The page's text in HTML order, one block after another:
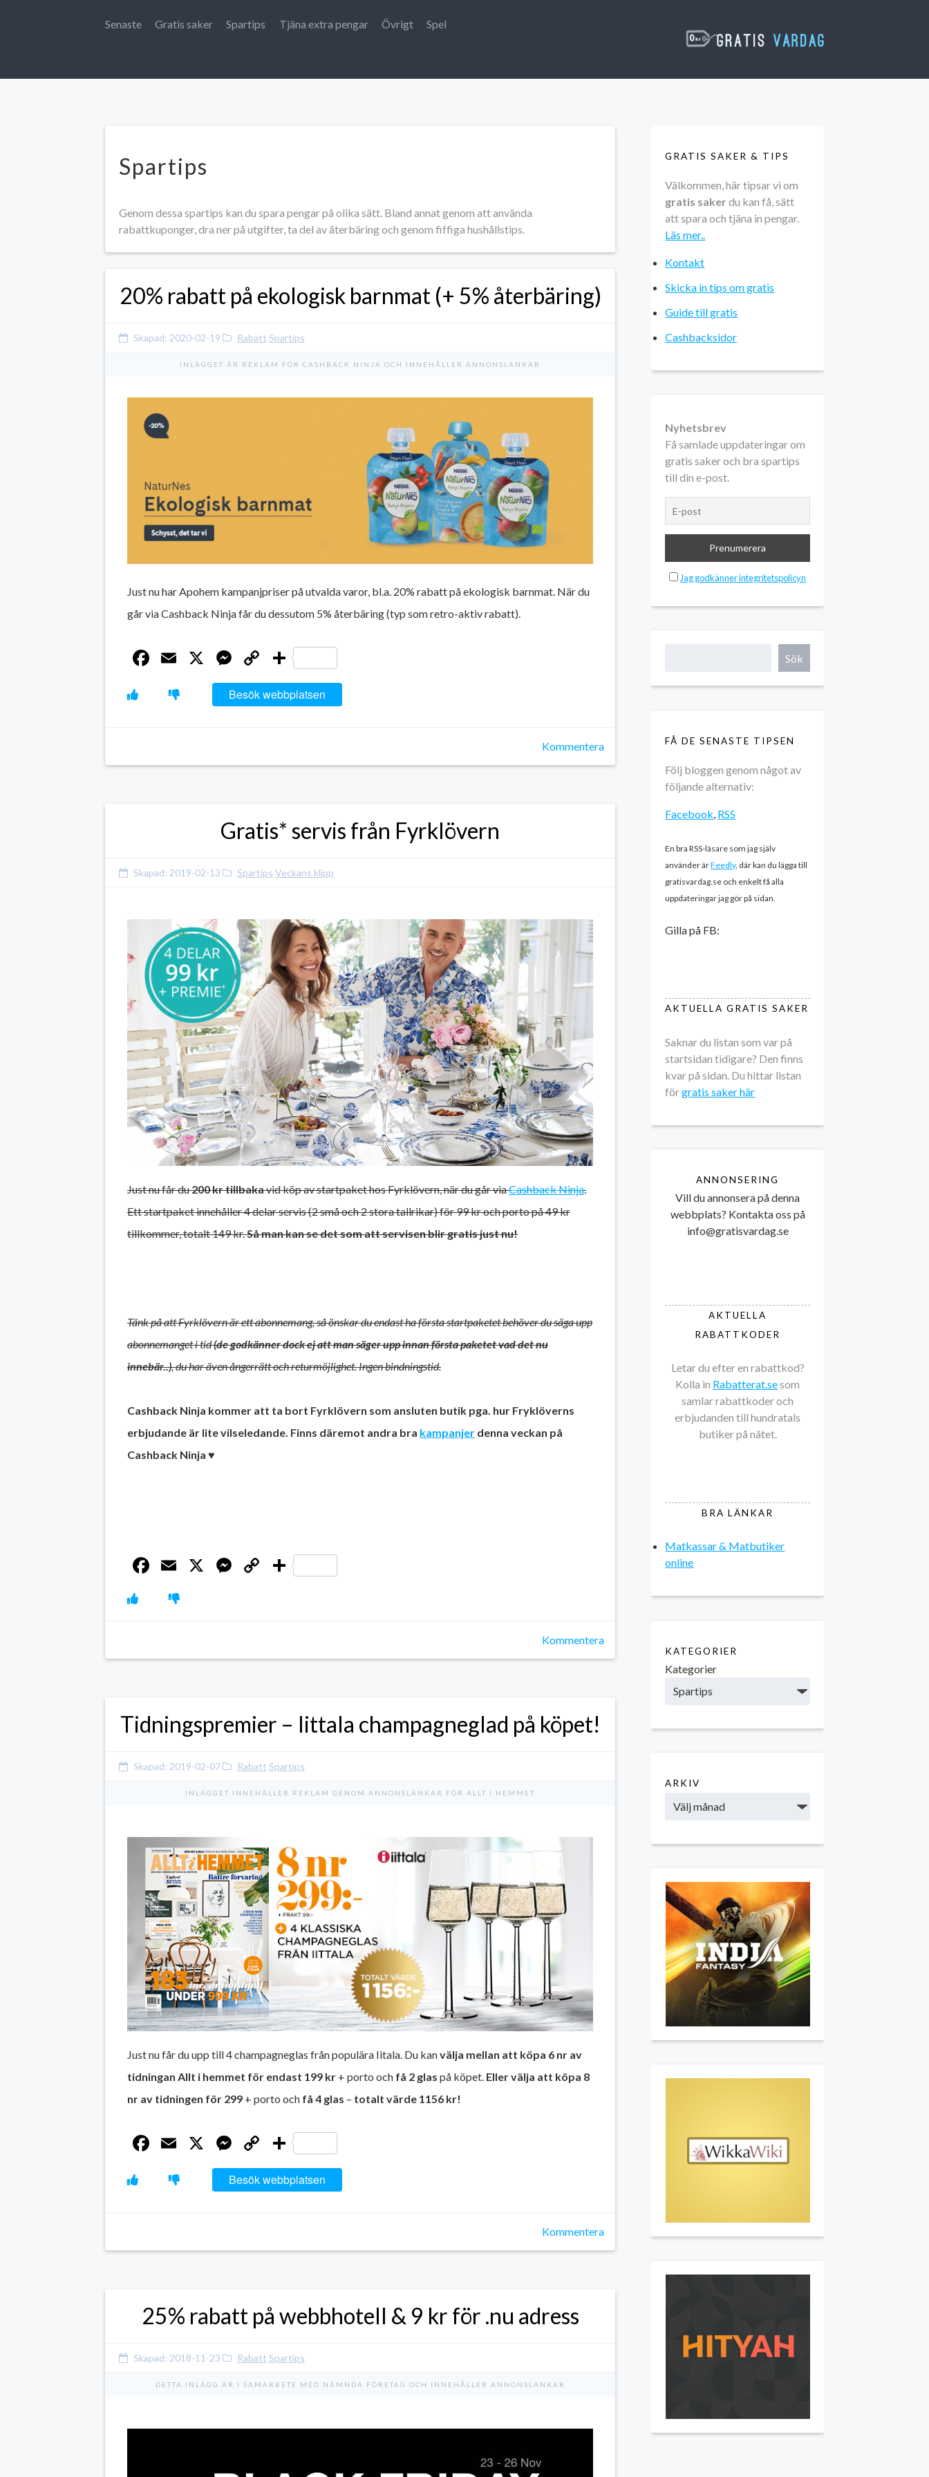
Senaste Gratis saker Spartips Tjäna extra pengar Övrigt Spel
Spartips
Genom dessa spartips kan du spara pengar på olika sätt. Bland annat genom att använda
rabattkuponger, dra ner på utgifter, ta del av återbäring och genom fiffiga hushållstips.
20% rabatt på ekologisk barnmat (+ 5% återbäring)
Skapad: 2020-02-19 Rabatt Spartips
INLÄGGET ÄR REKLAM FÖR CASHBACK NINJA OCH INNEHÅLLER ANNONSLÄNKAR
Just nu har Apohem kampanjpriser på utvalda varor, bl.a. 20% rabatt på ekologisk barnmat. När du
går via Cashback Ninja får du dessutom 5% återbäring (typ som retro-aktiv rabatt).
Facebook
Email
X Messenger
Copy
Link
Dela
Besök webbplatsen
Kommentera
Gratis* servis från Fyrklövern
Skapad: 2019-02-13 Spartips Veckans klipp
Just nu får du200 kr tillbakavid köp av startpaket hos Fyrklövern, när du går viaCashback Ninja.
Ett startpaket innehåller 4 delar servis (2 små och 2 stora tallrikar) för 99 kr och porto på 49 kr
tillkommer, totalt 149 kr.Så man kan se det som att servisen blir gratis just nu!
Tänk på att Fyrklövern är ett abonnemang, så önskar du endast ha första startpaketet behöver du säga upp
abonnemanget i tid(de godkänner dock ej att man säger upp innan första paketet vad det nu
innebär..), du har även ångerrätt och returmöjlighet. Ingen bindningstid.
Cashback Ninja kommer att ta bort Fyrklövern som ansluten butik pga. hur Fryklöverns
erbjudande är lite vilseledande. Finns däremot andra bra kampanjer denna veckan på
Cashback Ninja ♥
Facebook
Email
X Messenger
CopyDela
Kommentera
Tidningspremier – Iittala champagneglad på köpet!
Skapad: 2019-02-07 Rabatt Spartips
INLÄGGET INNEHÅLLER REKLAM GENOM ANNONSLÄNKAR FÖR ALLT I HEMMET
Just nu får du upp till 4 champagneglas från populära Iitala. Du kanvälja mellan att köpa 6 nr av
tidningan Allt i hemmet för endast 199 kr + porto och få 2 glas på köpet. Eller välja att köpa 8
nr av tidningen för 299 + porto och få 4 glas – totalt värde 1156 kr!
Facebook
Email
X Messenger
Copy
Link
Dela
Besök webbplatsen
Kommentera
25% rabatt på webbhotell & 9 kr för .nu adress
Skapad: 2018-11-23 Rabatt Spartips
DETTA INLÄGG ÄR I SAMARBETE MED NÄMNDA FÖRETAG OCH INNEHÅLLER ANNONSLÄNKAR
GRATIS SAKER & TIPS
Välkommen, här tipsar vi om
gratis saker du kan få, sätt
att spara och tjäna in pengar.
Läs mer..
Kontakt
Skicka in tips om gratis
Guide till gratis
Cashbacksidor
Nyhetsbrev
Få samlade uppdateringar om
gratis saker och bra spartips
till din e-post.
Jag godkänner integritetspolicyn
Sök
FÅ DE SENASTE TIPSEN
Följ bloggen genom något av
följande alternativ:
Facebook RSS
En bra RSS-läsare som jag själv
använder ärFeedly, där kan du lägga till
gratisvardag.se och enkelt få alla
uppdateringar jag gör på sidan.
Gilla på FB:
AKTUELLA GRATIS SAKER
Saknar du listan som var på
startsidan tidigare? Den finns
kvar på sidan. Du hittar listan
förgratis saker här
ANNONSERING
Vill du annonsera på denna
webbplats? Kontakta oss på
info@gratisvardag.se
AKTUELLA
RABATTKODER
Letar du efter en rabattkod?
Kolla in Rabatterat.sesom
samlar rabattkoder och
erbjudanden till hundratals
butiker på nätet.
BRA LÄNKAR
Matkassar & Matbutiker
online
KATEGORIER
Kategorier
ARKIV